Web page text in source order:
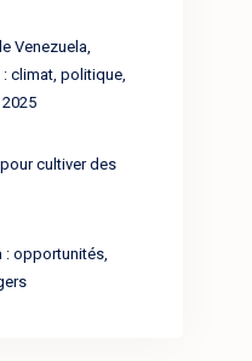
Venezuela,
: climat, politique,
cultiver des
: opportunités,